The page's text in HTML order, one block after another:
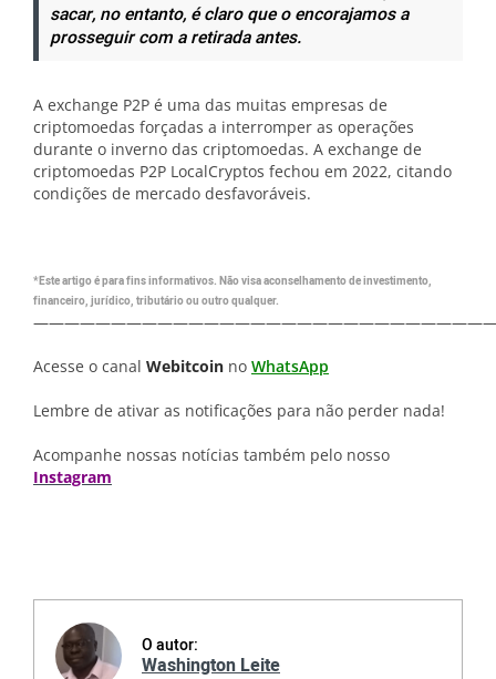
sacar, no entanto, é claro que o encorajamos a
prosseguir com a retirada antes.
A exchange P2P é uma das muitas empresas de
criptomoedas forçadas a interromper as operações
durante o inverno das criptomoedas. A exchange de
criptomoedas P2P LocalCryptos fechou em 2022, citando
condições de mercado desfavoráveis.
*Este artigo é para fins informativos. Não visa aconselhamento de investimento,
financeiro, jurídico, tributário ou outro qualquer.
Acesse o canal Webitcoin no WhatsApp
Lembre de ativar as notificações para não perder nada!
Acompanhe nossas notícias também pelo nosso
Instagram
O autor:
Washington Leite